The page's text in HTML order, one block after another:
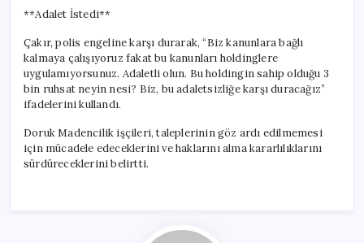
**Adalet İstedi**
Çakır, polis engeline karşı durarak, “Biz kanunlara bağlı
kalmaya çalışıyoruz fakat bu kanunları holdinglere
uygulamıyorsunuz. Adaletli olun. Bu holdingin sahip olduğu 3
bin ruhsat neyin nesi? Biz, bu adaletsizliğe karşı duracağız”
ifadelerini kullandı.
Doruk Madencilik işçileri, taleplerinin göz ardı edilmemesi
için mücadele edeceklerini ve haklarını alma kararlılıklarını
sürdüreceklerini belirtti.